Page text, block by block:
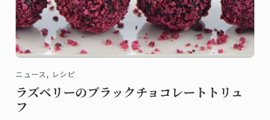
ニュース, レシピ
ラズベリーのブラックチョコレートトリュ
フ